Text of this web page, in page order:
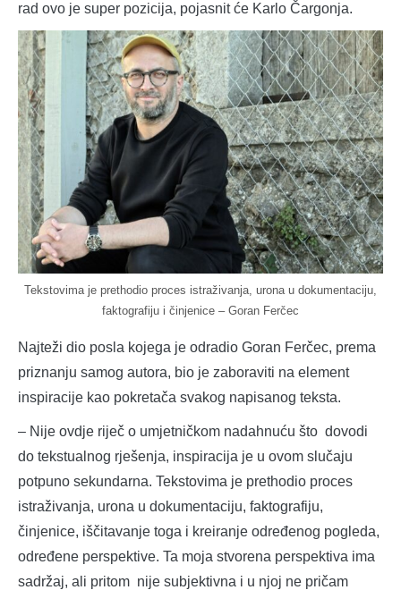
rad ovo je super pozicija, pojasnit će Karlo Čargonja.
Tekstovima je prethodio proces istraživanja, urona u dokumentaciju,
faktografiju i činjenice – Goran Ferčec
Najteži dio posla kojega je odradio Goran Ferčec, prema
priznanju samog autora, bio je zaboraviti na element
inspiracije kao pokretača svakog napisanog teksta.
– Nije ovdje riječ o umjetničkom nadahnuću što dovodi
do tekstualnog rješenja, inspiracija je u ovom slučaju
potpuno sekundarna. Tekstovima je prethodio proces
istraživanja, urona u dokumentaciju, faktografiju,
činjenice, iščitavanje toga i kreiranje određenog pogleda,
određene perspektive. Ta moja stvorena perspektiva ima
sadržaj, ali pritom nije subjektivna i u njoj ne pričam